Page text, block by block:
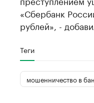
«Сбербанк
рублей», -
Теги
мошенничество в